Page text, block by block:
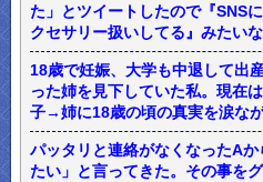
た」とツイートしたので『SNS
クセサリー扱いしてる』みたい
18歳で妊娠、大学も中退して出
った姉を見下していた私。現在
子→姉に18歳の頃の真実を涙な
パッタリと連絡がなくなったA
たい」と言ってきた。その事を